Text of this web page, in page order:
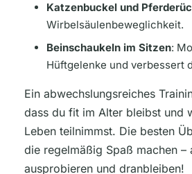
Katzenbuckel und
Wirbelsäulenbeweglichkeit.
Beinschaukeln im Sitzen:
Hüftgelenke und verbessert
Ein abwechslungsreiches
dass du fit im Alter bleibst und
Leben teilnimmst. Die besten
die regelmäßig Spaß machen –
ausprobieren und dranbleiben!